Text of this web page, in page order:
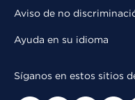
Aviso de no
Ayuda en su idioma
Síganos en estos sitios